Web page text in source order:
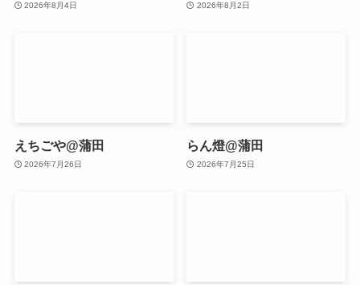
2026年8月4日 2026年8月2日
えちごや@蒲田
2026年7月26日
らん燈@蒲田
2026年7月25日